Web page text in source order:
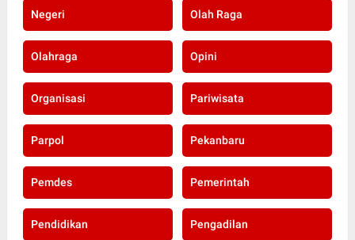
Negeri Olah Raga
Olahraga Opini
Organisasi Pariwisata
Parpol Pekanbaru
Pemdes Pemerintah
Pendidikan Pengadilan